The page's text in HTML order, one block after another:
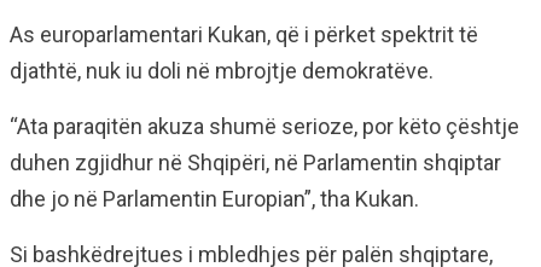
As europarlamentari Kukan, që i përket spektrit të
djathtë, nuk iu doli në mbrojtje demokratëve.
“Ata paraqitën akuza shumë serioze, por këto çështje
duhen zgjidhur në Shqipëri, në Parlamentin shqiptar
dhe jo në Parlamentin Europian”, tha Kukan.
Si bashkëdrejtues i mbledhjes për palën shqiptare,